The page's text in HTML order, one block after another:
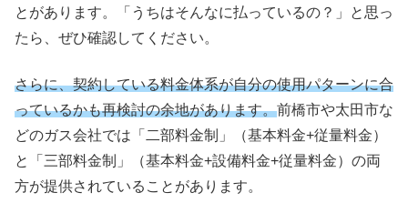
とがあります。「うちはそんなに払っているの？」と思っ
たら、ぜひ確認してください。
さらに、契約している料金体系が自分の使用パターンに合
っているかも再検討の余地があります。前橋市や太田市な
どのガス会社では「二部料金制」（基本料金+従量料金）
と「三部料金制」（基本料金+設備料金+従量料金）の両
方が提供されていることがあります。